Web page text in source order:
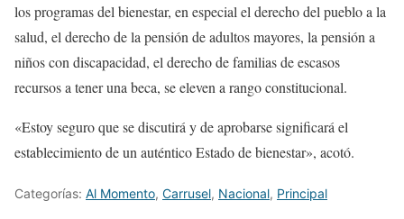
los programas del bienestar, en especial el derecho del pueblo a la
salud, el derecho de la pensión de adultos mayores, la pensión a
niños con discapacidad, el derecho de familias de escasos
recursos a tener una beca, se eleven a rango constitucional.
«Estoy seguro que se discutirá y de aprobarse significará el
establecimiento de un auténtico Estado de bienestar», acotó.
Categorías: Al Momento, Carrusel, Nacional, Principal